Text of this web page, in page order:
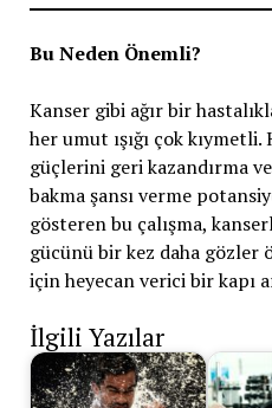
Bu Neden Önemli?
Kanser gibi ağır bir
her umut ışığı çok
güçlerini geri kazandırma
bakma şansı verme
gösteren bu çalışma,
gücünü bir kez daha gözler
için heyecan verici bir kapı
İlgili Yazılar